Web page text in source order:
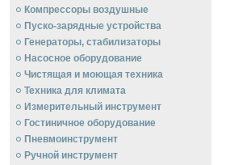
Компрессоры воздушные
Пуско-зарядные устройства
Генераторы, стабилизаторы
Насосное оборудование
Чистящая и моющая техника
Техника для климата
Измерительный инструмент
Гостиничное оборудование
Пневмоинструмент
Ручной инcтрумент